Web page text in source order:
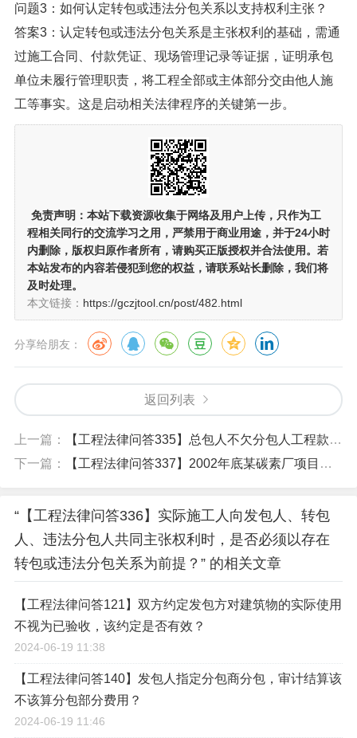
问题3：如何认定转包或违法分包关系以支持权利主张？
答案3：认定转包或违法分包关系是主张权利的基础，需通
过施工合同、付款凭证、现场管理记录等证据，证明承包
单位未履行管理职责，将工程全部或主体部分交由他人施
工等事实。这是启动相关法律程序的关键第一步。
免责声明： 本站下载资源收集于网络及用户上传， 只作为工
程相关同行的交流学习之用 ，严禁用于商业用途，并于24小时
内删除，版权归原作者所有，请购买正版授权并合法使用。若
本站发布的内容若侵犯到您的权益，请联系站长删除，我们将
及时处理。
本文链接： https://gczjtool.cn/post/482.html
分享给朋友：
返回列表
上一篇：
【工程法律问答335】总包人不欠分包人工程款，而分包人欠农民工工资，农民工是否可以起诉总包人？
下一篇：
【工程法律问答337】2002年底某碳素厂项目竣工验收合格，2003年4月份该工程炉体倒塌，2005年12月22日某碳素厂与施工单位进行了结算
“【工程法律问答336】实际施工人向发包人、转包
人、违法分包人共同主张权利时，是否必须以存在
转包或违法分包关系为前提？” 的相关文章
【工程法律问答121】双方约定发包方对建筑物的实际使用
不视为已验收，该约定是否有效？
2024-06-19 11:38
【工程法律问答140】发包人指定分包商分包，审计结算该
不该算分包部分费用？
2024-06-19 11:46